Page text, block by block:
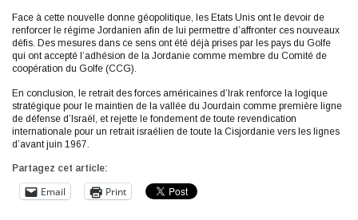
Face à cette nouvelle donne géopolitique, les Etats Unis ont le devoir de
renforcer le régime Jordanien afin de lui permettre d’affronter ces nouveaux
défis. Des mesures dans ce sens ont été déjà prises par les pays du Golfe
qui ont accepté l’adhésion de la Jordanie comme membre du Comité de
coopération du Golfe (CCG).
En conclusion, le retrait des forces américaines d’Irak renforce la logique
stratégique pour le maintien de la vallée du Jourdain comme première ligne
de défense d’Israël, et rejette le fondement de toute revendication
internationale pour un retrait israélien de toute la Cisjordanie vers les lignes
d’avant juin 1967.
Partagez cet article:
Email Print